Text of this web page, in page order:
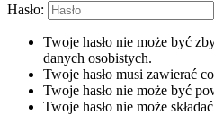
Hasło:
Twoje hasło nie może być
danych osobistych.
Twoje hasło musi zawierać
Twoje hasło nie może być
Twoje hasło nie może